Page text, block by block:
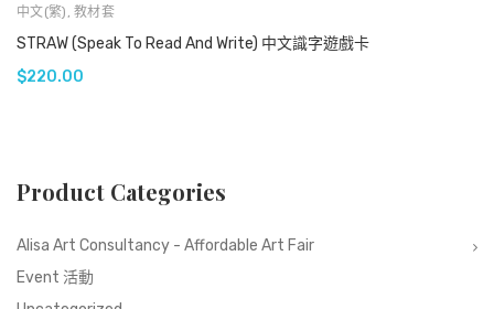
中文(繁) ,教材套
STRAW (Speak To Read And Write) 中文識字遊戲卡
$220.00
Product Categories
Alisa Art Consultancy - Affordable Art Fair
Event 活動